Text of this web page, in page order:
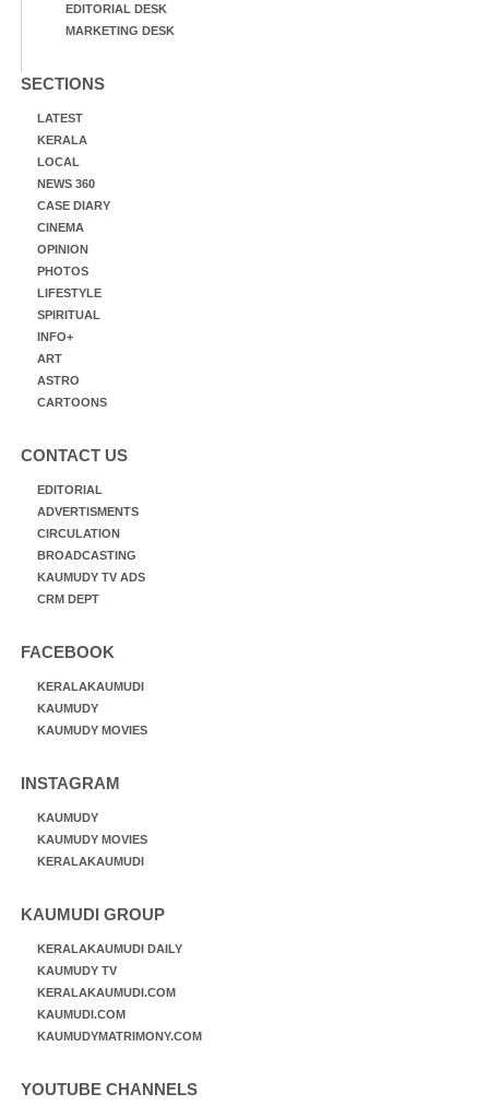
EDITORIAL DESK
MARKETING DESK
SECTIONS
LATEST
KERALA
LOCAL
NEWS 360
CASE DIARY
CINEMA
OPINION
PHOTOS
LIFESTYLE
SPIRITUAL
INFO+
ART
ASTRO
CARTOONS
CONTACT US
EDITORIAL
ADVERTISMENTS
CIRCULATION
BROADCASTING
KAUMUDY TV ADS
CRM DEPT
FACEBOOK
KERALAKAUMUDI
KAUMUDY
KAUMUDY MOVIES
INSTAGRAM
KAUMUDY
KAUMUDY MOVIES
KERALAKAUMUDI
KAUMUDI GROUP
KERALAKAUMUDI DAILY
KAUMUDY TV
KERALAKAUMUDI.COM
KAUMUDI.COM
KAUMUDYMATRIMONY.COM
YOUTUBE CHANNELS